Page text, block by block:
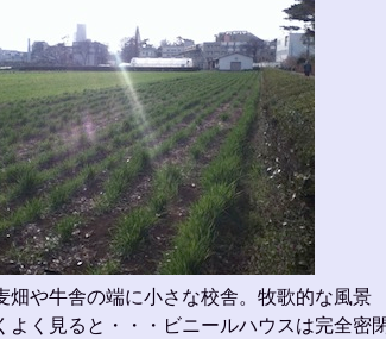
畑や牛舎の端に小さな校舎。牧歌的な風景
よく見ると・・・ビニールハウスは完全密